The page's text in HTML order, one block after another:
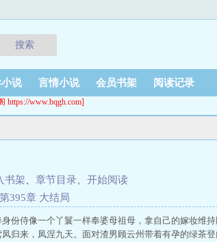
搜索
小说 言情小说 会员书架 阅读记录
www.bqgh.com]
书架 章节目录
开始阅读
第395章 大结局
份侍像一个丫鬟一样奉婆母祖母，拿自己的嫁妆维
归来，凤涅九天。面对渣男顾云州带着有孕的绿茶登